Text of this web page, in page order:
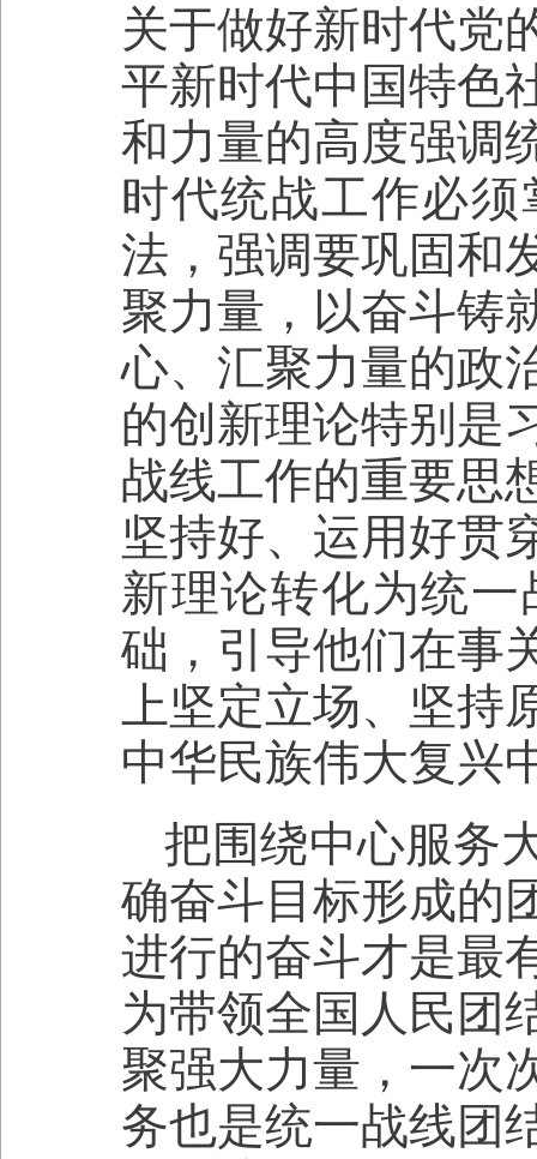
关于做好新时代党
平新时代中国特色
和力量的高度强调
时代统战工作必
法，强调要巩固和
聚力量，以奋斗铸
心、汇聚力量的政
的创新理论特别是
战线工作的重要思
坚持好、运用好贯
新理论转化为统
础，引导他们在事
上坚定立场、坚
中华民族伟大复兴
把围绕中心服务
确奋斗目标形成的
进行的奋斗才是最
为带领全国人民团
聚强大力量，一次
务也是统一战线团